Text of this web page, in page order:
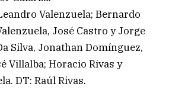
Valenzuela; Bernardo
José Castro y Jorge
Silva, Jonathan Domínguez,
Villalba; Horacio Rivas y
DT: Raúl Rivas.